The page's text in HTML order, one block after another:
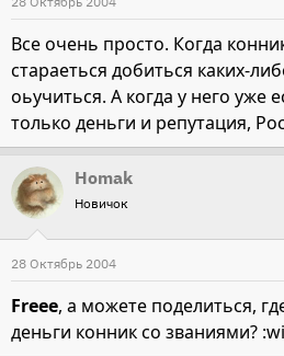
Все очень просто. Когда
стараеться добиться каких-
оьучиться. А когда у него уже
только деньги и репутация,
Homak
Новичок
28 Октябрь 2004
Freee, а можете поделиться,
деньги конник со званиями?